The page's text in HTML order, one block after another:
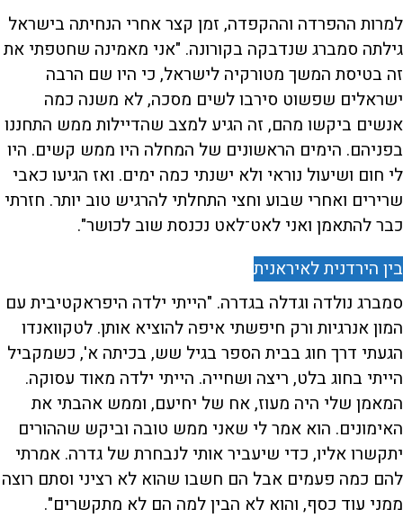
למרות ההפרדה וההקפדה, זמן קצר אחרי הנחיתה בישראל
גילתה סמברג שנדבקה בקורונה. "אני מאמינה שחטפתי את
זה בטיסת המשך מטורקיה לישראל, כי היו שם הרבה
ישראלים שפשוט סירבו לשים מסכה, לא משנה כמה
אנשים ביקשו מהם, זה הגיע למצב שהדיילות ממש התחננו
בפניהם. הימים הראשונים של המחלה היו ממש קשים. היו
לי חום ושיעול נוראי ולא ישנתי כמה ימים. ואז הגיעו כאבי
שרירים ואחרי שבוע וחצי התחלתי להרגיש טוב יותר. חזרתי
כבר להתאמן ואני לאט־לאט נכנסת שוב לכושר".
בין הירדנית לאיראנית
סמברג נולדה וגדלה בגדרה. "הייתי ילדה היפראקטיבית עם
המון אנרגיות ורק חיפשתי איפה להוציא אותן. לטקוואנדו
הגעתי דרך חוג בבית הספר בגיל שש, בכיתה א', כשמקביל
הייתי בחוג בלט, ריצה ושחייה. הייתי ילדה מאוד עסוקה.
המאמן שלי היה מעוז, אח של יחיעם, וממש אהבתי את
האימונים. הוא אמר לי שאני ממש טובה וביקש שההורים
יתקשרו אליו, כדי שיעביר אותי לנבחרת של גדרה. אמרתי
להם כמה פעמים אבל הם חשבו שהוא לא רציני וסתם רוצה
ממני עוד כסף, והוא לא הבין למה הם לא מתקשרים".